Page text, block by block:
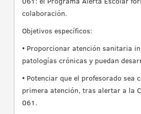
colaboración.
Objetivos específicos:
• Proporcionar atención sanitaria
patologías crónicas y puedan
• Potenciar que el profesorado sea
primera atención, tras alertar a la
061.